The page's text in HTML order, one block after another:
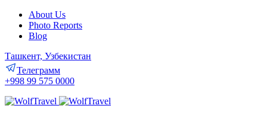
About Us
Photo Reports
Blog
Ташкент, Узбекистан
Телеграмм
+998 99 575 0000